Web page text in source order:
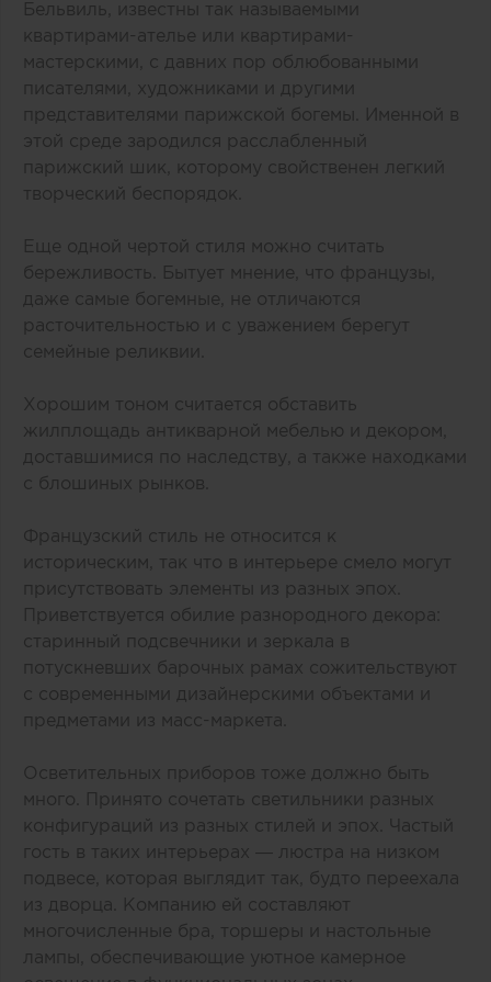
Бельвиль, известны так называемыми
квартирами-ателье или квартирами-
мастерскими, с давних пор облюбованными
писателями, художниками и другими
представителями парижской богемы. Именной в
этой среде зародился расслабленный
парижский шик, которому свойственен легкий
творческий беспорядок.
Еще одной чертой стиля можно считать
бережливость. Бытует мнение, что французы,
даже самые богемные, не отличаются
расточительностью и с уважением берегут
семейные реликвии.
Хорошим тоном считается обставить
жилплощадь антикварной мебелью и декором,
доставшимися по наследству, а также находками
с блошиных рынков.
Французский стиль не относится к
историческим, так что в интерьере смело могут
присутствовать элементы из разных эпох.
Приветствуется обилие разнородного декора:
старинный подсвечники и зеркала в
потускневших барочных рамах сожительствуют
с современными дизайнерскими объектами и
предметами из масс-маркета.
Осветительных приборов тоже должно быть
много. Принято сочетать светильники разных
конфигураций из разных стилей и эпох. Частый
гость в таких интерьерах — люстра на низком
подвесе, которая выглядит так, будто переехала
из дворца. Компанию ей составляют
многочисленные бра, торшеры и настольные
лампы, обеспечивающие уютное камерное